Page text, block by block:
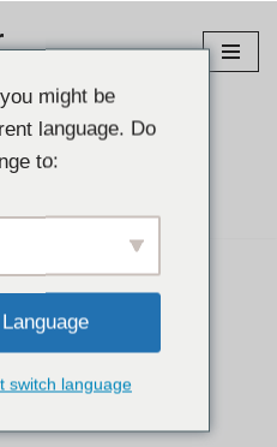
might be
language. Do
to:
switch language